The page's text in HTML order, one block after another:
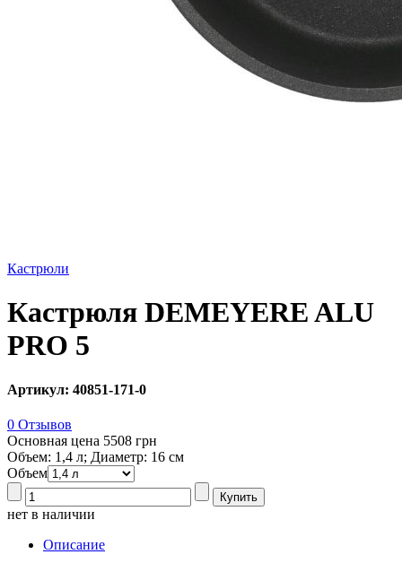
Кастрюли
Кастрюля DEMEYERE ALU
PRO 5
Артикул: 40851-171-0
0 Отзывов
Основная цена 5508 грн
Объем: 1,4 л; Диаметр: 16 см
Объем
нет в наличии
Описание